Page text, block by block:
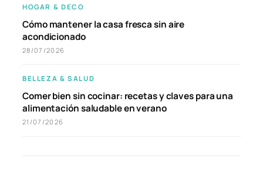
HOGAR & DECO
Cómo mantener la casa fresca sin aire
acondicionado
28/07/2026
BELLEZA & SALUD
Comer bien sin cocinar: recetas y claves para una
alimentación saludable en verano
21/07/2026